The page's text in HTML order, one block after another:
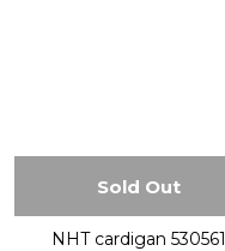
Sold Out
NHT cardigan 530561